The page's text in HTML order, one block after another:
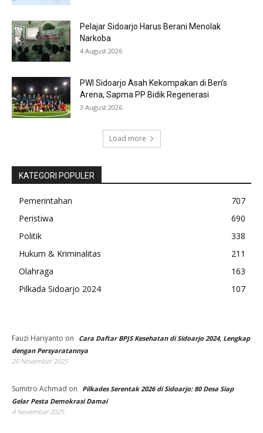
Pelajar Sidoarjo Harus Berani Menolak
Narkoba
4 August 2026
PWI Sidoarjo Asah Kekompakan di Ben’s
Arena, Sapma PP Bidik Regenerasi
3 August 2026
Load more
KATEGORI POPULER
Pemerintahan
707
Peristiwa
690
Politik
338
Hukum & Kriminalitas
211
Olahraga
163
Pilkada Sidoarjo 2024
107
Fauzi Hariyanto on
Cara Daftar BPJS Kesehatan di Sidoarjo 2024, Lengkap
dengan Persyaratannya
20 November 2025
Sumitro Achmad on
Pilkades Serentak 2026 di Sidoarjo: 80 Desa Siap
Gelar Pesta Demokrasi Damai
4 November 2025